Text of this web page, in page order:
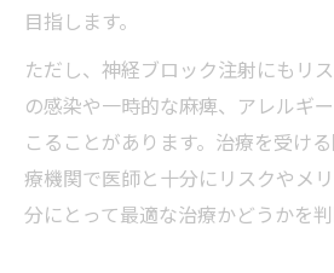
目指します。
ただし、神経ブロック注射にもリ
の感染や一時的な麻痺、アレルギ
こることがあります。治療を受け
療機関で医師と十分にリスクやメ
分にとって最適な治療かどうかを判